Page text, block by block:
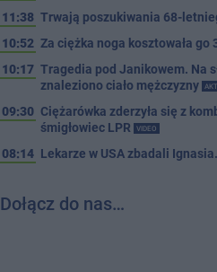
11:38 Trwają poszukiwania 68-
10:52 Za ciężka noga kosztowała go
10:17 Tragedia pod Janikowem. Na
znaleziono ciało mężczyzny
09:30 Ciężarówka zderzyła się z
śmigłowiec LPR
VIDEO
08:14 Lekarze w USA zbadali
Dołącz do nas…